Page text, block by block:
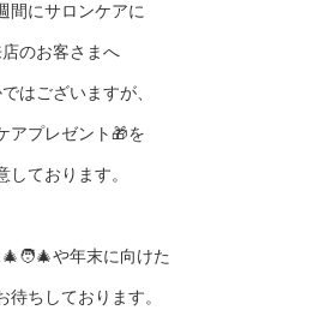
間にサロンケアに
店のお客さまへ
はございますが、
アプレゼント🎁を
しております。
や年末に向けた
待ちしております。